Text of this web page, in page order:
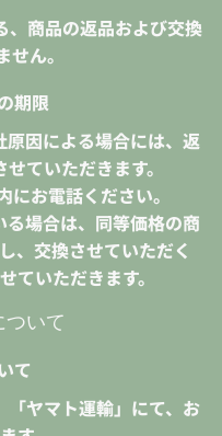
、商品の返品および交換
ん。
期限
因による場合には、返
ていただきます。
お電話ください。
場合は、同等価格の商
、交換させていただく
ていただきます。
ついて
て
「ヤマト運輸」にて、お